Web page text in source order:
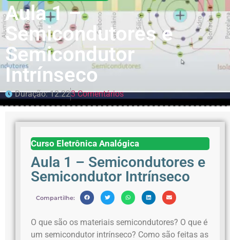
Aula 1 –
Semicondutores e
Semicondutor
Intrínseco
Duração: 12:223 Comentários
Curso Eletrônica Analógica
Aula 1 – Semicondutores e
Semicondutor Intrínseco
Compartilhe:
O que são os materiais semicondutores? O que é
um semicondutor intrínseco? Como são feitas as